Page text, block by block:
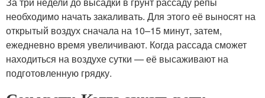
необходимо начать закаливать. Для этого её выносят на
открытый воздух сначала на 10–15 минут, затем,
ежедневно время увеличивают. Когда рассада сможет
находиться на воздухе сутки — её высаживают на
подготовленную грядку.